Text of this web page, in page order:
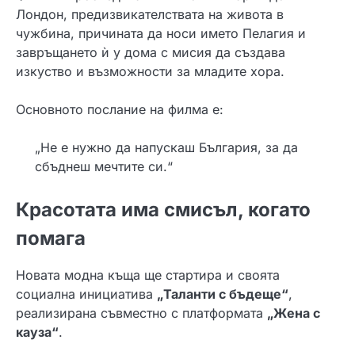
Лондон, предизвикателствата на живота в
чужбина, причината да носи името Пелагия и
завръщането ѝ у дома с мисия да създава
изкуство и възможности за младите хора.
Основното послание на филма е:
„Не е нужно да напускаш България, за да
сбъднеш мечтите си.“
Красотата има смисъл, когато
помага
Новата модна къща ще стартира и своята
социална инициатива „Таланти с бъдеще“,
реализирана съвместно с платформата „Жена с
кауза“.